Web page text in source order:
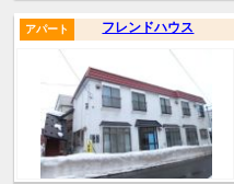
フレンドハウス
アパート